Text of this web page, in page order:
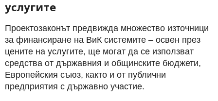
услугите
Проектозаконът предвижда множество източници
за финансиране на ВиК системите – освен през
цените на услугите, ще могат да се използват
средства от държавния и общинските бюджети,
Европейския съюз, както и от публични
предприятия с държавно участие.